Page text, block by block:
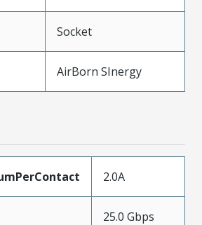
Socket
AirBorn SInergy
2.0A
25.0 Gbps